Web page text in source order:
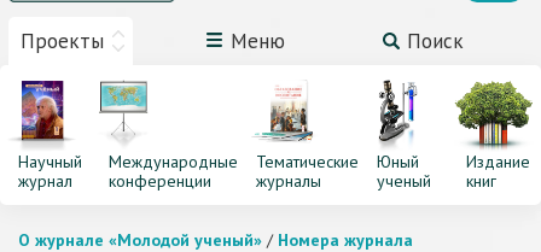
Проекты Меню Поиск
Научный
журнал
Международные
конференции
Тематические
журналы
Юный
ученый
Издание
книг
О журнале «Молодой ученый» / Номера журнала